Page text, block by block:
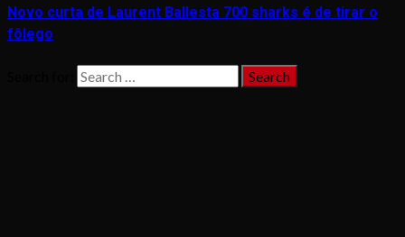
Novo curta de Laurent Ballesta 700 sharks é de tirar o
fôlego